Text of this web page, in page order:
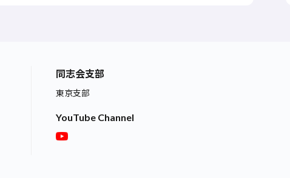
同志会支部
東京支部
YouTube Channel